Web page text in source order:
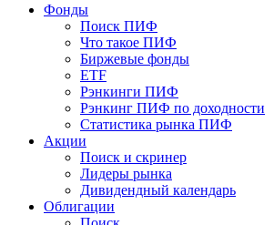
Фонды
Поиск ПИФ
Что такое ПИФ
Биржевые фонды
ETF
Рэнкинги ПИФ
Рэнкинг ПИФ по доходности
Статистика рынка ПИФ
Акции
Поиск и скринер
Лидеры рынка
Дивидендный календарь
Облигации